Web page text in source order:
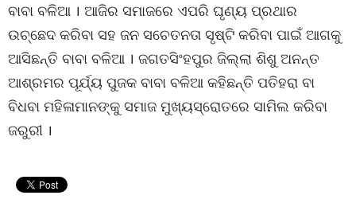
ବାବା ବଳିଆ । ଆଜିର ସମାଜରେ ଏପରି ଘୃଣ୍ୟ ପ୍ରଥାର
ଉଚ୍ଛେଦ କରିବା ସହ ଜନ ସଚେତନତା ସୃଷ୍ଟି କରିବା ପାଇଁ ଆଗକୁ
ଆସିଛନ୍ତି ବାବା ବଳିଆ । ଜଗତସିଂହପୁର ଜିଲ୍ଲା ଶିଶୁ ଅନନ୍ତ
ଆଶ୍ରମର ପୂର୍ଯ୍ୟ ପୁଜକ ବାବା ବଳିଆ କହିଛନ୍ତି ପତିହରା ବା
ବିଧବା ମହିଳାମାନଙ୍କୁ ସମାଜ ମୁଖ୍ୟସ୍ରୋତରେ ସାମିଲ କରିବା
ଜରୁରୀ ।